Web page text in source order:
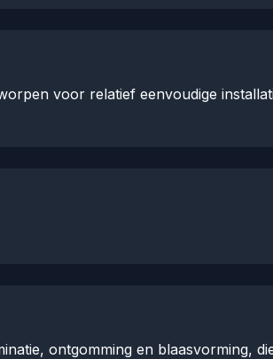
voor relatief eenvoudige
ontgomming en blaasvorming,